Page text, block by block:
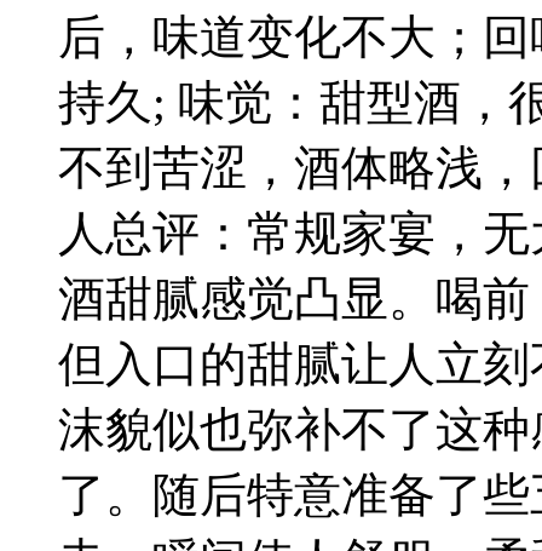
后，味道变化不大；
持久; 味觉：甜型酒，
不到苦涩，酒体略浅
人总评：常规家宴，
酒甜腻感觉凸显。喝
但入口的甜腻让人立
沫貌似也弥补不了这
了。随后特意准备了